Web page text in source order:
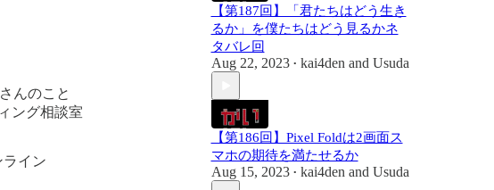
んのこと
ング相談室
イン
かいだんのつぶやき
（Discordコミュニティ）
https://discord.gg/uWFqJdrRPQ
気軽に中身をのぞけるTwitter
コミュニティもあります。
https://twitter.com/i/communities
/1497801771758256132
【第187回】「君たちはどう生き
るか」を僕たちはどう見るかネ
タバレ回
Aug 22, 2023 • kai4den and Usuda
【第186回】Pixel Foldは2画面ス
マホの期待を満たせるか
Aug 15, 2023 • kai4den and Usuda